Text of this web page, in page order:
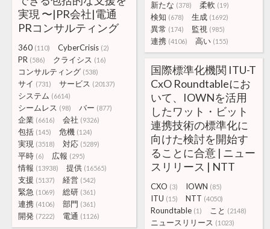
新たな (378) 柔軟 (19)
検知 (678) 生成 (1692)
異常 (174) 監視 (985)
連携 (4106) 高い (155)
実現 〜|PR会社|電通
PRコンサルティング
360 (110) CyberCrisis (2)
PR (586) クライシス (16)
コンサルティング (538)
サイ (731) サービス (20137)
システム (6614)
シームレス (98) バー (877)
企業 (6616) 会社 (9326)
包括 (145) 危機 (124)
実現 (3518) 対応 (5289)
平時 (6) 広報 (295)
情報 (13938) 提供 (16565)
支援 (5137) 経営 (542)
緊急 (1069) 総研 (361)
連携 (4106) 部門 (361)
開発 (7222) 電通 (1126)
国際標準化機関 ITU-T
CxO Roundtableにお
いて、IOWNを活用
したワット・ビット
連携技術の標準化に
向けた検討を開始す
ることに合意 | ニュー
スリリース | NTT
CXO (3) IOWN (85)
ITU (15) NTT (4050)
Roundtable (1) こと (2148)
ニュースリリース (1023)